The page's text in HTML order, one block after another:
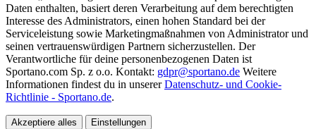
Daten enthalten, basiert deren Verarbeitung auf dem berechtigten
Interesse des Administrators, einen hohen Standard bei der
Serviceleistung sowie Marketingmaßnahmen von Administrator und
seinen vertrauenswürdigen Partnern sicherzustellen. Der
Verantwortliche für deine personenbezogenen Daten ist
Sportano.com Sp. z o.o. Kontakt: gdpr@sportano.de Weitere
Informationen findest du in unsererDatenschutz- und Cookie-
Richtlinie - Sportano.de.
Akzeptiere alles Einstellungen